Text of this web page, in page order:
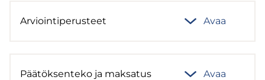
Ar­vioin­ti­pe­rus­teet Avaa
Pää­tök­sen­te­ko ja mak­sa­tus Avaa